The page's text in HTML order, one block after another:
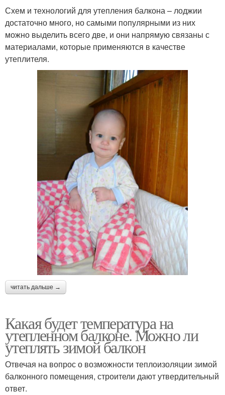
Схем и технологий для утепления балкона – лоджии
достаточно много, но самыми популярными из них
можно выделить всего две, и они напрямую связаны с
материалами, которые применяются в качестве
утеплителя.
читать дальше →
Какая будет температура на
утепленном балконе. Можно ли
утеплять зимой балкон
Отвечая на вопрос о возможности теплоизоляции зимой
балконного помещения, строители дают утвердительный
ответ.